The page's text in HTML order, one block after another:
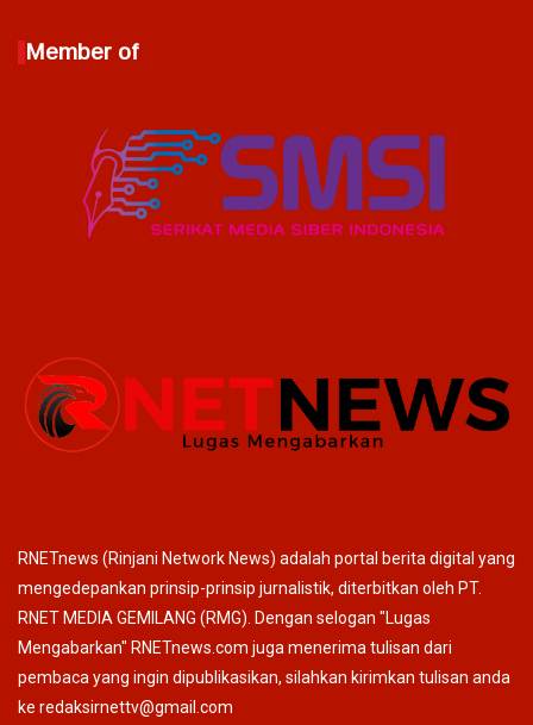
Member of
RNETnews (Rinjani Network News) adalah portal berita digital yang
mengedepankan prinsip-prinsip jurnalistik, diterbitkan oleh PT.
RNET MEDIA GEMILANG (RMG). Dengan selogan "Lugas
Mengabarkan" RNETnews.com juga menerima tulisan dari
pembaca yang ingin dipublikasikan, silahkan kirimkan tulisan anda
ke redaksirnettv@gmail.com